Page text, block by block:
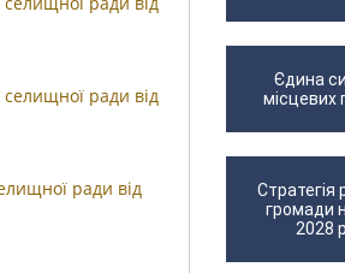
ради від
ради від
Єдина
місцевих
Стратегія
громади
2028